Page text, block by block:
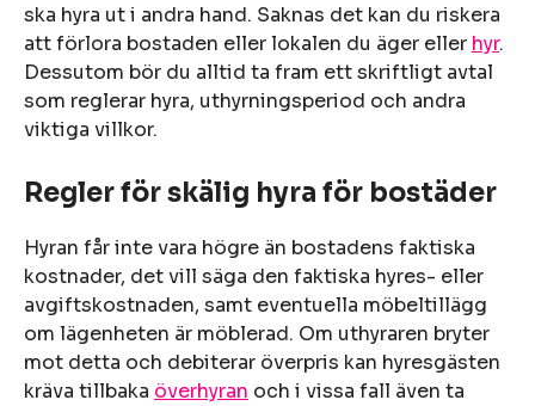
ska hyra ut i andra hand. Saknas det kan du riskera
att förlora bostaden eller lokalen du äger eller hyr.
Dessutom bör du alltid ta fram ett skriftligt avtal
som reglerar hyra, uthyrningsperiod och andra
viktiga villkor.
Regler för skälig hyra för bostäder
Hyran får inte vara högre än bostadens faktiska
kostnader, det vill säga den faktiska hyres- eller
avgiftskostnaden, samt eventuella möbeltillägg
om lägenheten är möblerad. Om uthyraren bryter
mot detta och debiterar överpris kan hyresgästen
kräva tillbaka överhyran och i vissa fall även ta